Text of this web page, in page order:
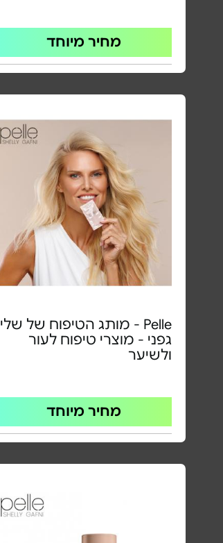
מחיר מיוחד
Pelle - מותג הטיפוח של שלי
גפני - מוצרי טיפוח לעור
ולשיער
מחיר מיוחד